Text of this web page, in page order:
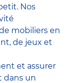
Nos
mobiliers en
de jeux et
et assurer
dans un